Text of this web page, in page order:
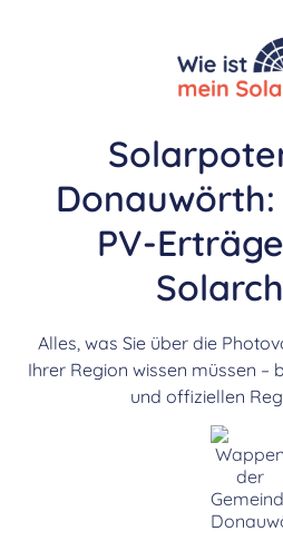
PV-
Alles, was Sie über die
Ihrer Region wissen müssen –
und offiziellen